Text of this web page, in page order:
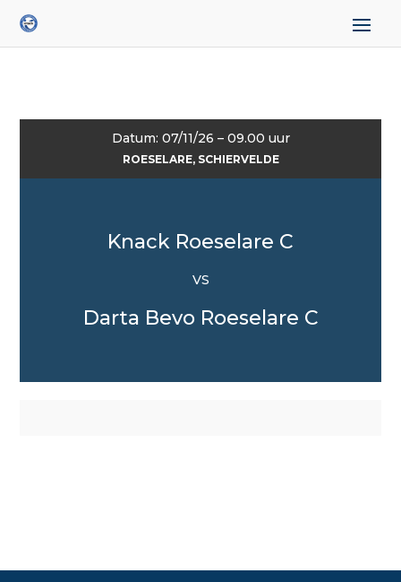
Datum: 07/11/26 – 09.00 uur
ROESELARE, SCHIERVELDE
Knack Roeselare C
VS
Darta Bevo Roeselare C